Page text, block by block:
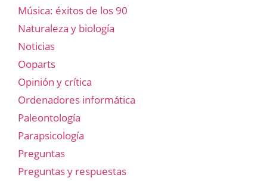
Música: éxitos de los 90
Naturaleza y biología
Noticias
Ooparts
Opinión y crítica
Ordenadores informática
Paleontología
Parapsicología
Preguntas
Preguntas y respuestas